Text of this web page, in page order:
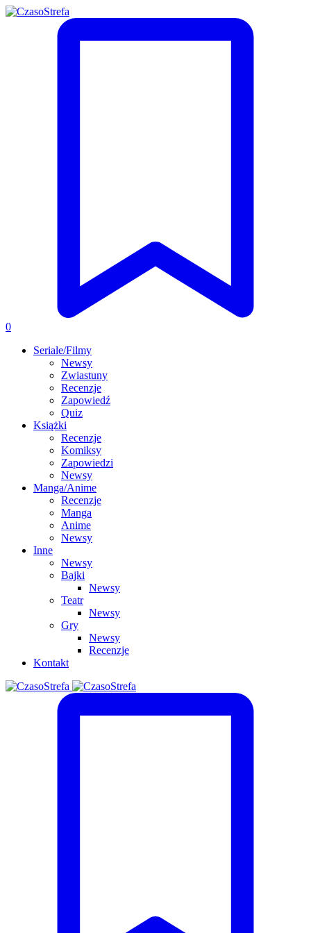
0
Seriale/Filmy
Newsy
Zwiastuny
Recenzje
Zapowiedź
Quiz
Książki
Recenzje
Komiksy
Zapowiedzi
Newsy
Manga/Anime
Recenzje
Manga
Anime
Newsy
Inne
Newsy
Bajki
Newsy
Teatr
Newsy
Gry
Newsy
Recenzje
Kontakt